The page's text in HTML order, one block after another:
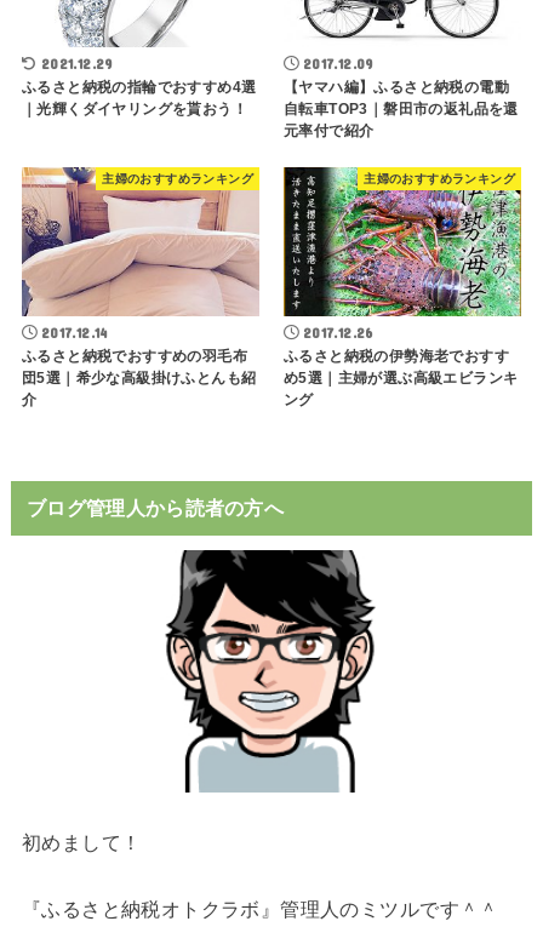
2021.12.29
ふるさと納税の指輪でおすすめ4選
｜光輝くダイヤリングを貰おう！
2017.12.09
【ヤマハ編】ふるさと納税の電動
自転車TOP3｜磐田市の返礼品を還
元率付で紹介
主婦のおすすめランキング
2017.12.14
ふるさと納税でおすすめの羽毛布
団5選｜希少な高級掛けふとんも紹
介
主婦のおすすめランキング
2017.12.26
ふるさと納税の伊勢海老でおすす
め5選｜主婦が選ぶ高級エビランキ
ング
ブログ管理人から読者の方へ
初めまして！
『ふるさと納税オトクラボ』管理人のミツルです＾＾